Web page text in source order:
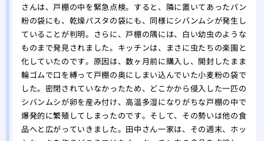
さんは、戸棚の中を緊急点検。すると、隣に置いてあったパン
粉の袋にも、乾燥パスタの袋にも、同様にシバンムシが発生し
ていることが判明。さらに、戸棚の隅には、白い幼虫のような
ものまで発見されました。キッチンは、まさに虫たちの楽園と
化していたのです。原因は、数ヶ月前に購入し、開封したまま
輪ゴムで口を縛って戸棚の奥にしまい込んでいた小麦粉の袋で
した。密閉されていなかったため、どこかから侵入した一匹の
シバンムシが卵を産み付け、高温多湿になりがちな戸棚の中で
爆発的に繁殖してしまったのです。そして、その勢いは他の食
品へと広がっていきました。田中さん一家は、その週末、ホッ